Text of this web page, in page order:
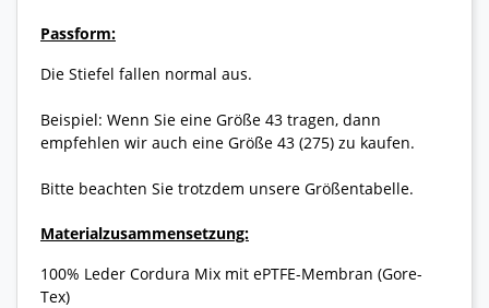
Passform:
Die Stiefel fallen normal aus.
Beispiel: Wenn Sie eine Größe 43 tragen, dann
empfehlen wir auch eine Größe 43 (275) zu kaufen.
Bitte beachten Sie trotzdem unsere Größentabelle.
Materialzusammensetzung:
100% Leder Cordura Mix mit ePTFE-Membran (Gore-
Tex)